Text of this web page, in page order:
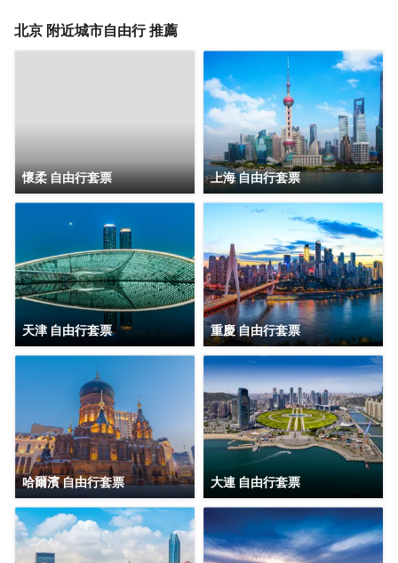
酒店可盡情暢享歡樂時光！
氣的裝修風格，讓客人在商旅之餘，享受溫馨舒適的居住環
境；同時還有19種主題定製房型可供挑選，入住主題客房感
酒店內配套設施完善，爲差旅精英客們提供舒適便利的辦公
環境，讓社交具有更多可能性；TONG POWER運動生活館
與Parksquare 園庭高端餐廳亦可精緻您的差旅時光。
北京 附近城市自由行 推薦
懷柔 自由行套票 上海 自由行套票
天津 自由行套票 重慶 自由行套票
哈爾濱 自由行套票 大連 自由行套票